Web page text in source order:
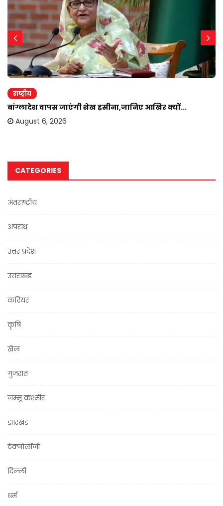
राष्ट्रीय
बांग्लादेश वापस जाएंगी शेख हसीना,जानिए आखिर क्यों...
August 6, 2026
CATEGORIES
अंतराष्ट्रीय
अपराध
उत्तर प्रदेश
उत्तराखंड
करियर
कृषि
खेल
गुजरात
जम्मू कश्मीर
झारखंड
टेक्नोलॉजी
दिल्ली
धर्म